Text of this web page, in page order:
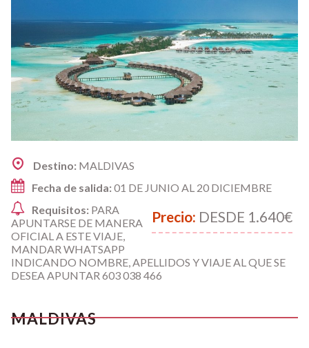
Destino: MALDIVAS
Fecha de salida:01 DE JUNIO AL 20 DICIEMBRE
Precio: DESDE 1.640€
Requisitos: PARA
APUNTARSE DE MANERA
OFICIAL A ESTE VIAJE,
MANDAR WHATSAPP
INDICANDO NOMBRE, APELLIDOS Y VIAJE AL QUE SE
DESEA APUNTAR 603 038 466
MALDIVAS